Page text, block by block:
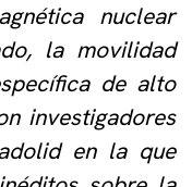
nuclear
la movilidad
de alto
investigadores
en la que